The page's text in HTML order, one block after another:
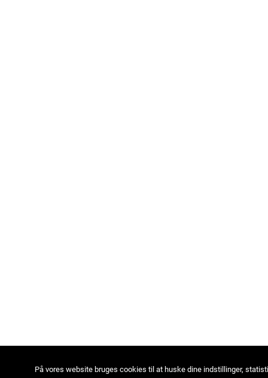
På vores website bruges cookies til at huske dine indstillinger,